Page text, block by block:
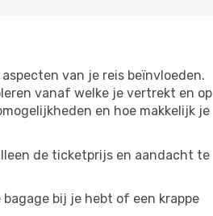
van je reis beïnvloeden.
vanaf welke je vertrekt en op
en hoe makkelijk je
de ticketprijs en aandacht te
bij je hebt of een krappe